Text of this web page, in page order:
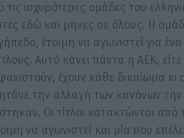
ισχυρότερες ομάδες του
εδώ και μήνες σε όλους. Η
έτοιμη να αγωνιστεί για
Αυτό κάνει πάντα η ΑΕΚ,
έχουν κάθε δικαίωμα
την αλλαγή των κανόνων την
Οι τίτλοι κατακτώνται από
να αγωνιστεί και μία που